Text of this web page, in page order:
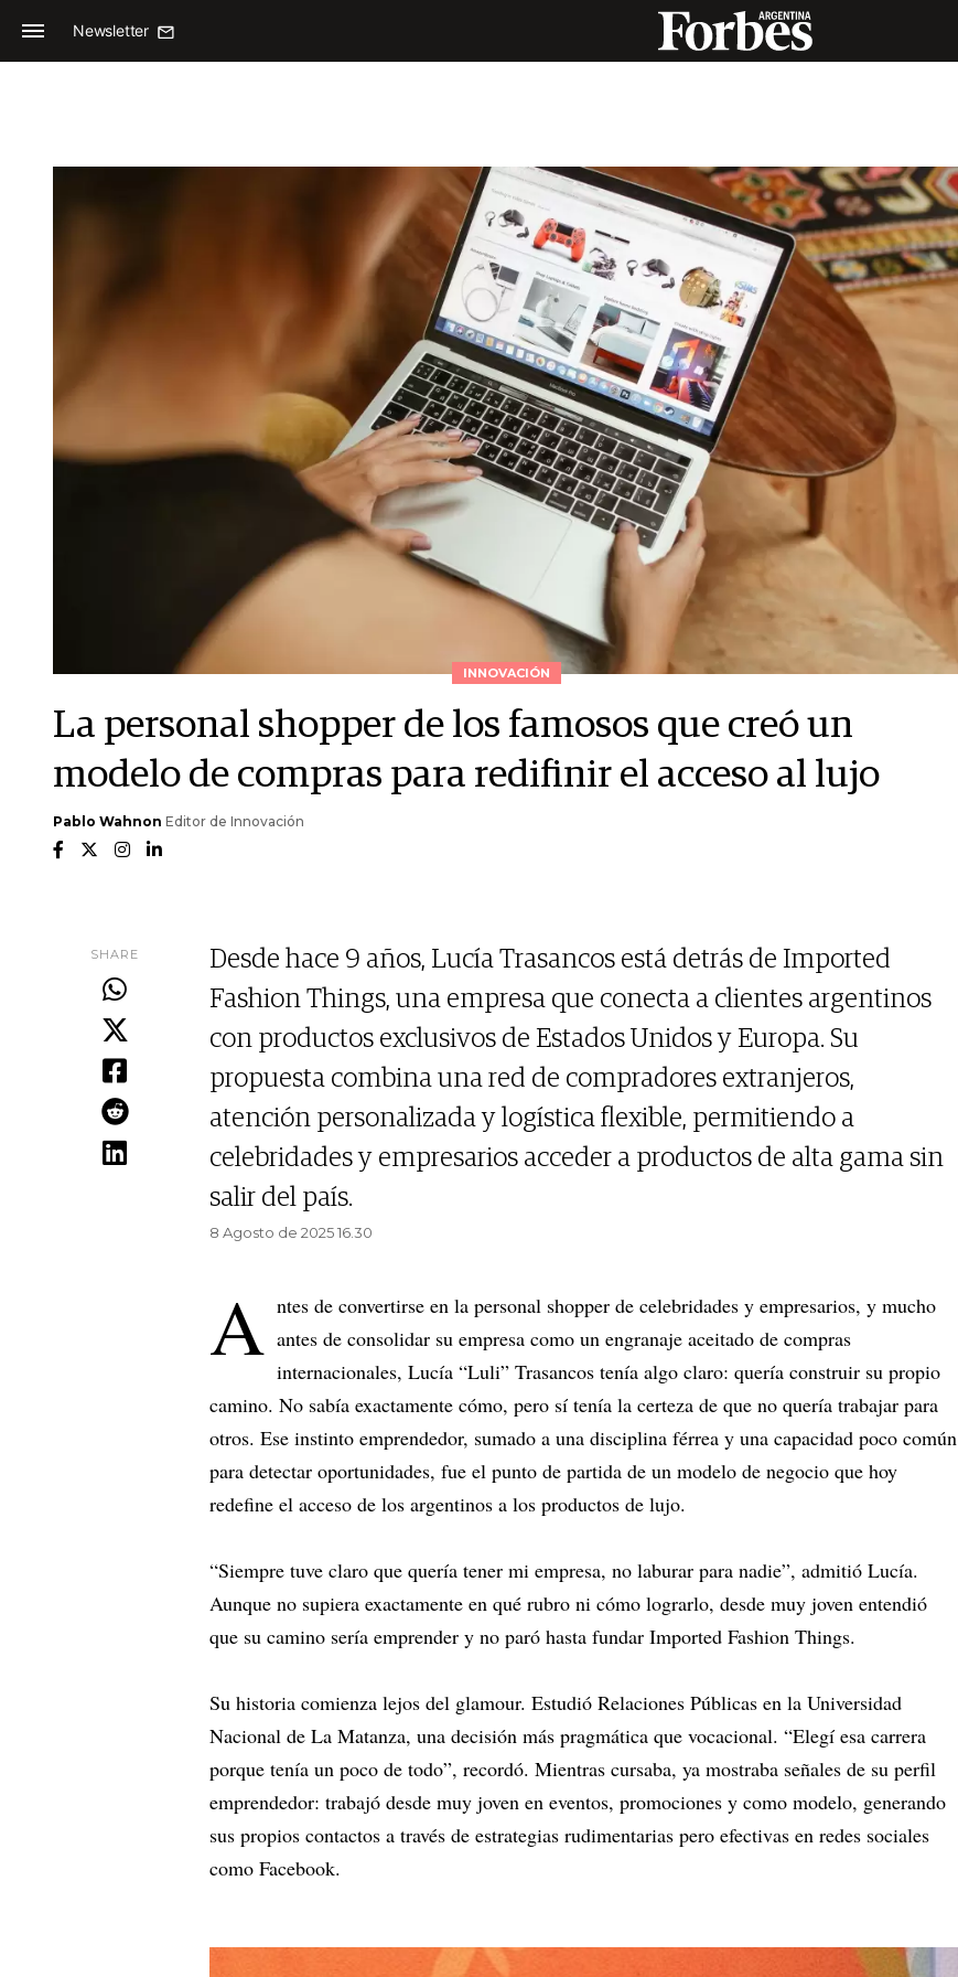
Newsletter
INNOVACIÓN
La personal shopper de los famosos que creó un
modelo de compras para redifinir el acceso al lujo
Pablo Wahnon Editor de Innovación
SHARE
Desde hace 9 años, Lucía Trasancos está detrás de Imported
Fashion Things, una empresa que conecta a clientes argentinos
con productos exclusivos de Estados Unidos y Europa. Su
propuesta combina una red de compradores extranjeros,
atención personalizada y logística flexible, permitiendo a
celebridades y empresarios acceder a productos de alta gama sin
salir del país.
8 Agosto de 2025 16.30
A ntes de convertirse en la personal shopper de celebridades y empresarios, y mucho
antes de consolidar su empresa como un engranaje aceitado de compras
internacionales, Lucía “Luli” Trasancos tenía algo claro: quería construir su propio
camino. No sabía exactamente cómo, pero sí tenía la certeza de que no quería trabajar para
otros. Ese instinto emprendedor, sumado a una disciplina férrea y una capacidad poco común
para detectar oportunidades, fue el punto de partida de un modelo de negocio que hoy
redefine el acceso de los argentinos a los productos de lujo.
“Siempre tuve claro que quería tener mi empresa, no laburar para nadie”, admitió Lucía.
Aunque no supiera exactamente en qué rubro ni cómo lograrlo, desde muy joven entendió
que su camino sería emprender y no paró hasta fundar Imported Fashion Things.
Su historia comienza lejos del glamour. Estudió Relaciones Públicas en la Universidad
Nacional de La Matanza, una decisión más pragmática que vocacional. “Elegí esa carrera
porque tenía un poco de todo”, recordó. Mientras cursaba, ya mostraba señales de su perfil
emprendedor: trabajó desde muy joven en eventos, promociones y como modelo, generando
sus propios contactos a través de estrategias rudimentarias pero efectivas en redes sociales
como Facebook.